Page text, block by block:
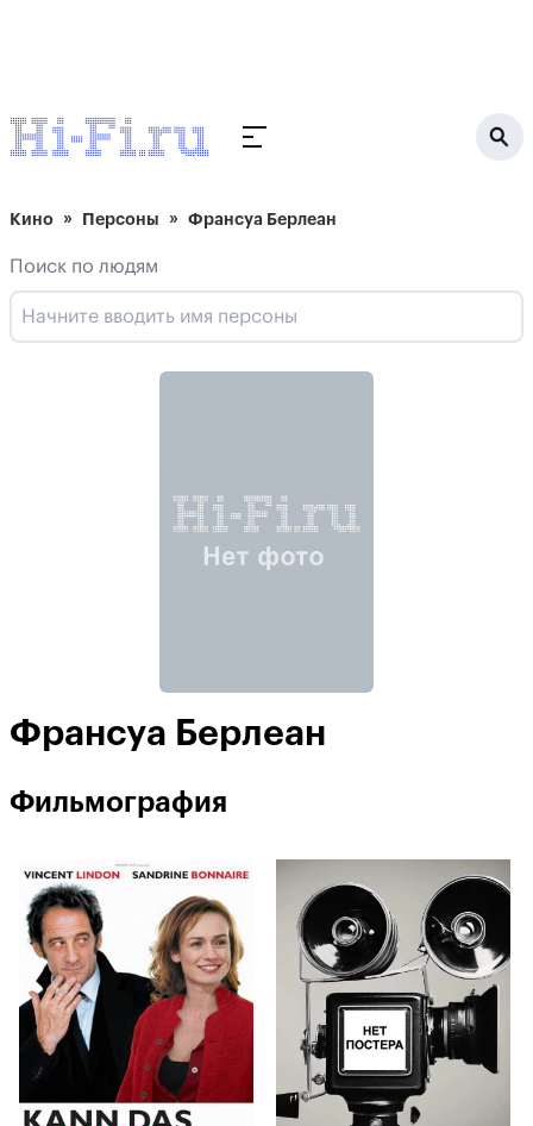
Кино Персоны Франсуа Берлеан
Поиск по людям
Франсуа Берлеан
Фильмография